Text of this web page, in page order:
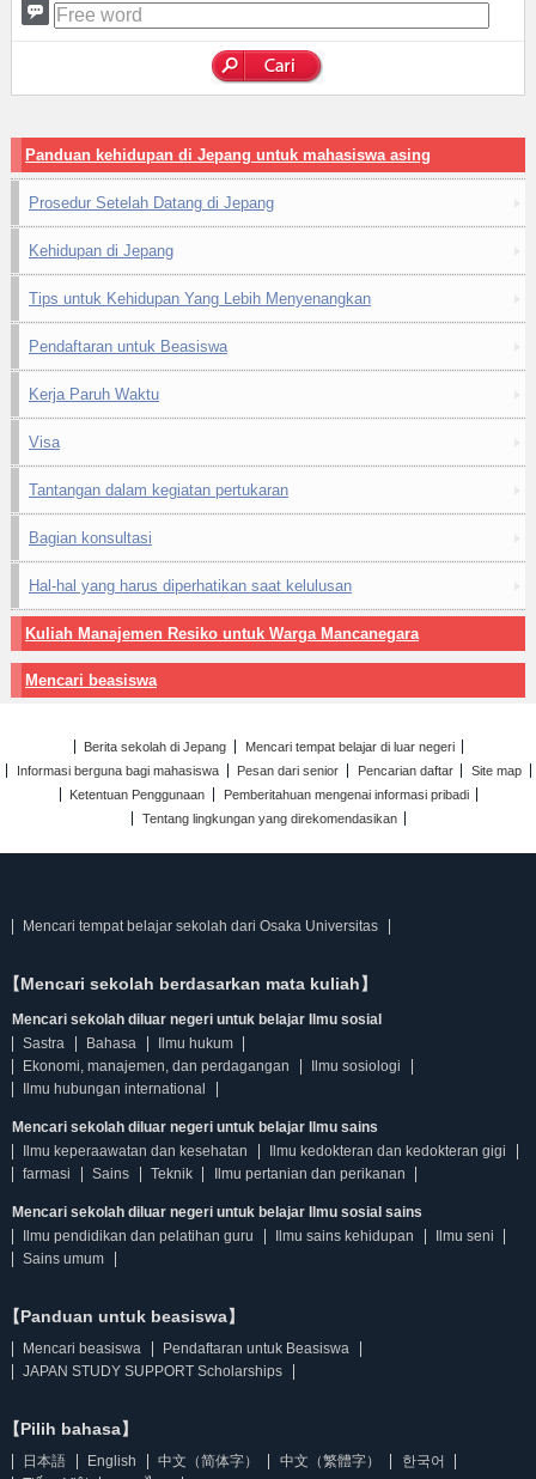
Panduan kehidupan di Jepang untuk mahasiswa asing
Prosedur Setelah Datang di Jepang
Kehidupan di Jepang
Tips untuk Kehidupan Yang Lebih Menyenangkan
Pendaftaran untuk Beasiswa
Kerja Paruh Waktu
Visa
Tantangan dalam kegiatan pertukaran
Bagian konsultasi
Hal-hal yang harus diperhatikan saat kelulusan
Kuliah Manajemen Resiko untuk Warga Mancanegara
Mencari beasiswa
Berita sekolah di Jepang
Mencari tempat belajar di luar negeri
Informasi berguna bagi mahasiswa
Pesan dari senior Pencarian daftar
Site map
Ketentuan Penggunaan
Pemberitahuan mengenai informasi pribadi
Tentang lingkungan yang direkomendasikan
Mencari tempat belajar sekolah dari Osaka Universitas
【Mencari sekolah berdasarkan mata kuliah】
Mencari sekolah diluar negeri untuk belajar Ilmu sosial
Sastra
Bahasa
Ilmu hukum
Ekonomi, manajemen, dan perdagangan
Ilmu sosiologi
Ilmu hubungan international
Mencari sekolah diluar negeri untuk belajar Ilmu sains
Ilmu keperaawatan dan kesehatan
Ilmu kedokteran dan kedokteran gigi
farmasi
Sains Teknik Ilmu pertanian dan perikanan
Mencari sekolah diluar negeri untuk belajar Ilmu sosial sains
Ilmu pendidikan dan pelatihan guru
Ilmu sains kehidupan
Ilmu seni
Sains umum
【Panduan untuk beasiswa】
Mencari beasiswa
Pendaftaran untuk Beasiswa
JAPAN STUDY SUPPORT Scholarships
【Pilih bahasa】
日本語 English 中文（简体字） 中文（繁體字）
한국어